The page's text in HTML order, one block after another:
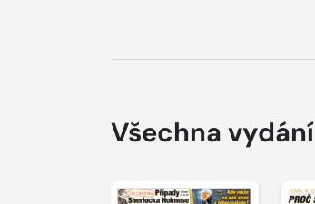
Všechna vydání